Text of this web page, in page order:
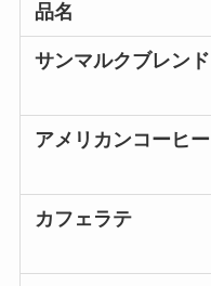
品名
サンマルクブレンド
アメリカンコーヒー
カフェラテ